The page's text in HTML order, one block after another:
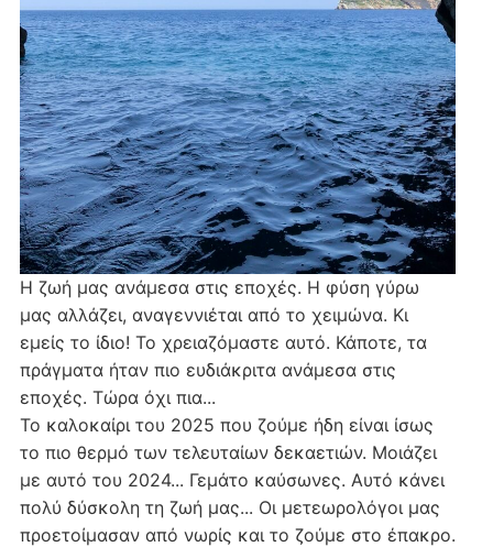
Η ζωή μας ανάμεσα στις εποχές. Η φύση γύρω
μας αλλάζει, αναγεννιέται από το χειμώνα. Κι
εμείς το ίδιο! Το χρειαζόμαστε αυτό. Κάποτε, τα
πράγματα ήταν πιο ευδιάκριτα ανάμεσα στις
εποχές. Τώρα όχι πια...
Το καλοκαίρι του 2025 που ζούμε ήδη είναι ίσως
το πιο θερμό των τελευταίων δεκαετιών. Μοιάζει
με αυτό του 2024... Γεμάτο καύσωνες. Αυτό κάνει
πολύ δύσκολη τη ζωή μας... Οι μετεωρολόγοι μας
προετοίμασαν από νωρίς και το ζούμε στο έπακρο.